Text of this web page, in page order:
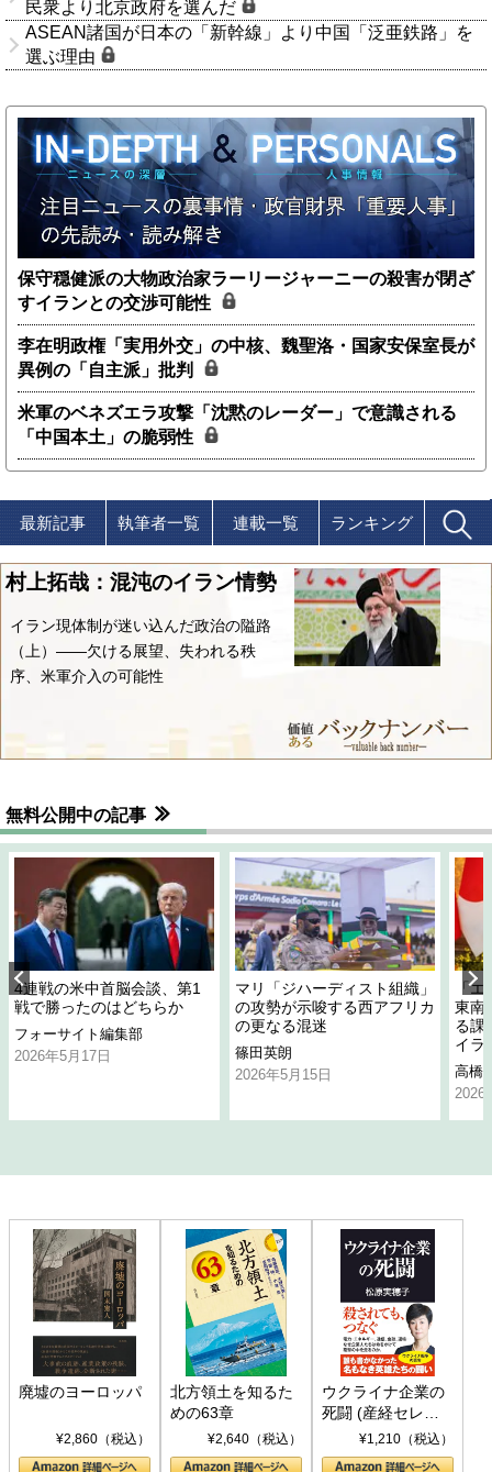
民衆より北京政府を選んだ
ASEAN諸国が日本の「新幹線」より中国「泛亜鉄路」を
選ぶ理由
保守穏健派の大物政治家ラーリージャーニーの殺害が閉ざ
すイランとの交渉可能性
李在明政権「実用外交」の中核、魏聖洛・国家安保室長が
異例の「自主派」批判
米軍のベネズエラ攻撃「沈黙のレーダー」で意識される
「中国本土」の脆弱性
最新記事 執筆者一覧 連載一覧 ランキング
村上拓哉：混沌のイラン情勢
イラン現体制が迷い込んだ政治の隘路
（上）――欠ける展望、失われる秩
序、米軍介入の可能性
無料公開中の記事
4連戦の米中首脳会談、第1
戦で勝ったのはどちらか
フォーサイト編集部
2026年5月17日
マリ「ジハーディスト組織」
の攻勢が示唆する西アフリカ
の更なる混迷
篠田英朗
2026年5月15日
「
東南
る課
イラ
高橋
2026
廃墟のヨーロッパ
¥2,860（税込）
北方領土を知るた
めの63章
¥2,640（税込）
ウクライナ企業の
死闘 (産経セレク
ト S 039)¥1,210（税込）